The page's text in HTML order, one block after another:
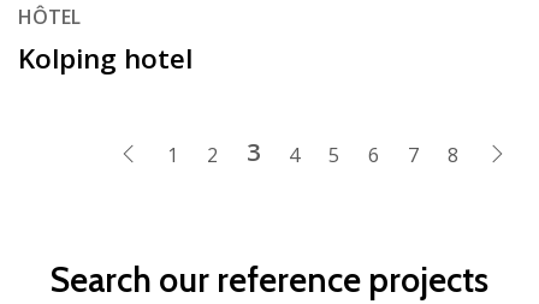
HÔTEL
Kolping hotel
Previous
1 2 3(current )
4 5 6 7 8
Search our reference projects